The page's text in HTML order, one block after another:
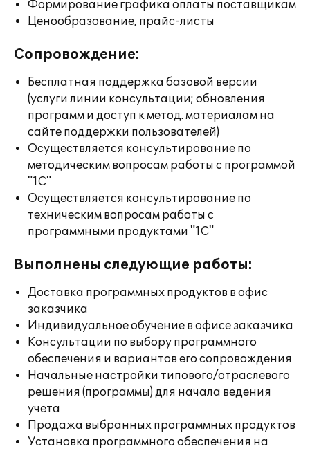
Формирование графика оплаты поставщикам
Ценообразование, прайс-листы
Сопровождение:
Бесплатная поддержка базовой версии
(услуги линии консультации; обновления
программ и доступ к метод. материалам на
сайте поддержки пользователей)
Осуществляется консультирование по
методическим вопросам работы с программой
"1С"
Осуществляется консультирование по
техническим вопросам работы с
программными продуктами "1С"
Выполнены следующие работы:
Доставка программных продуктов в офис
заказчика
Индивидуальное обучение в офисе заказчика
Консультации по выбору программного
обеспечения и вариантов его сопровождения
Начальные настройки типового/отраслевого
решения (программы) для начала ведения
учета
Продажа выбранных программных продуктов
Установка программного обеспечения на